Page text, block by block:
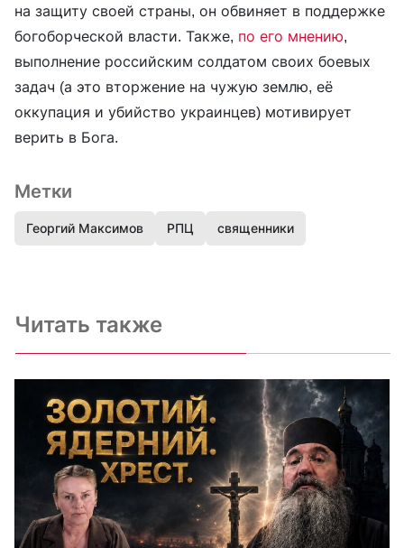
на защиту своей страны, он обвиняет в поддержке
богоборческой власти. Также, по его мнению,
выполнение российским солдатом своих боевых
задач (а это вторжение на чужую землю, её
оккупация и убийство украинцев) мотивирует
верить в Бога.
Метки
Георгий Максимов РПЦ священники
Читать также